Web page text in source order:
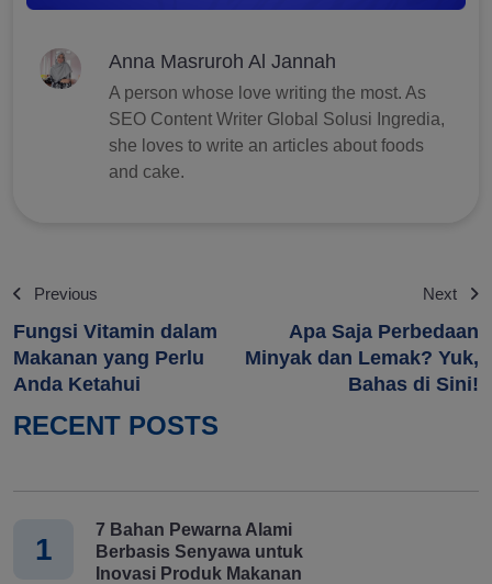
Anna Masruroh Al Jannah
A person whose love writing the most. As
SEO Content Writer Global Solusi Ingredia,
she loves to write an articles about foods
and cake.
Previous
Fungsi Vitamin dalam
Makanan yang Perlu
Anda Ketahui
Next
Apa Saja Perbedaan
Minyak dan Lemak? Yuk,
Bahas di Sini!
RECENT POSTS
1
7 Bahan Pewarna Alami
Berbasis Senyawa untuk
Inovasi Produk Makanan